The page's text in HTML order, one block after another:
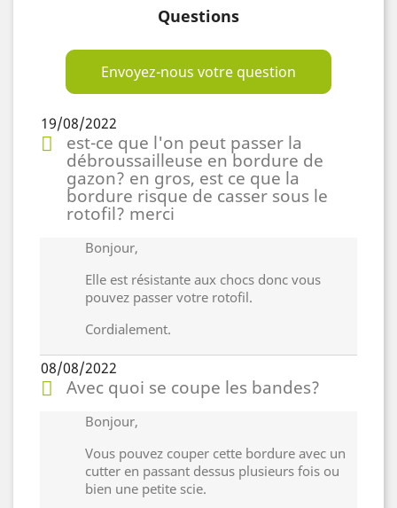
Questions
Envoyez-nous votre question
19/08/2022
est-ce que l'on peut passer la
débroussailleuse en bordure de
gazon? en gros, est ce que la
bordure risque de casser sous le
rotofil? merci
Bonjour,
Elle est résistante aux chocs donc vous
pouvez passer votre rotofil.
Cordialement.
08/08/2022
Avec quoi se coupe les bandes?
Bonjour,
Vous pouvez couper cette bordure avec un
cutter en passant dessus plusieurs fois ou
bien une petite scie.